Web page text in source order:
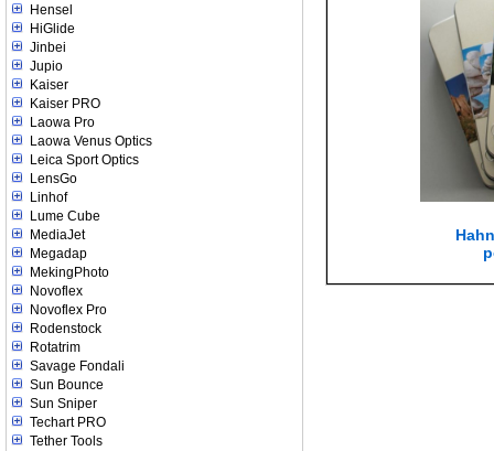
Hensel
HiGlide
Jinbei
Jupio
Kaiser
Kaiser PRO
Laowa Pro
Laowa Venus Optics
Leica Sport Optics
LensGo
Linhof
Lume Cube
MediaJet
Megadap
MekingPhoto
Novoflex
Novoflex Pro
Rodenstock
Rotatrim
Savage Fondali
Sun Bounce
Sun Sniper
Techart PRO
Tether Tools